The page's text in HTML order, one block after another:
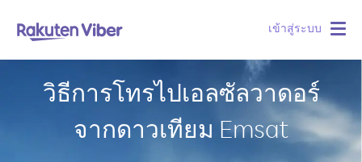
เข้าสู่ระบบ
วิธีการโทรไปเอลซัลวาดอร์
จากดาวเทียม Emsat